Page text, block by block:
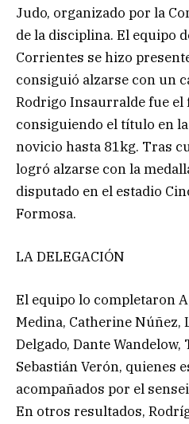
Judo, organizado por la
de la disciplina. El equipo
Corrientes se hizo
consiguió alzarse con un
Rodrigo Insaurralde fue el
consiguiendo el título en
novicio hasta 81kg. Tras
logró alzarse con la
disputado en el estadio
Formosa.
LA DELEGACIÓN
El equipo lo completaron
Medina, Catherine Núñez,
Delgado, Dante Wandelow,
Sebastián Verón, quienes
acompañados por el
En otros resultados,